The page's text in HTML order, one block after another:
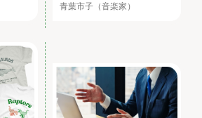
青葉市子（音楽家）